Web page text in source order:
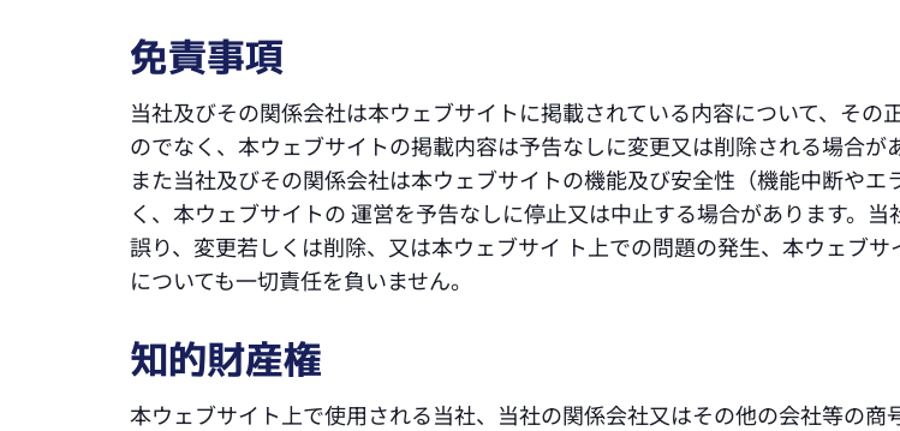
免責事項
当社及びその関係会社は本ウェブサイトに掲載されている内容について、そ
のでなく、本ウェブサイトの掲載内容は予告なしに変更又は削除される場合が
また当社及びその関係会社は本ウェブサイトの機能及び安全性（機能中断や
く、本ウェブサイトの 運営を予告なしに停止又は中止する場合があります。
誤り、変更若しくは削除、又は本ウェブサイ ト上での問題の発生、本ウェブ
についても一切責任を負いません。
知的財産権
本ウェブサイト上で使用される当社、当社の関係会社又はその他の会社等の